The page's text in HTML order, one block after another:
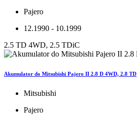
Pajero
12.1990 - 10.1999
2.5 TD 4WD, 2.5 TDiC
Akumulator do Mitsubishi Pajero II 2.8 D 4WD, 2.8 TD
Mitsubishi
Pajero